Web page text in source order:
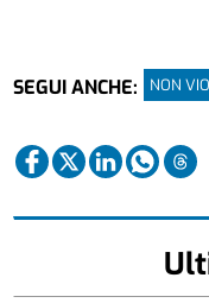
SEGUI ANCHE: NON